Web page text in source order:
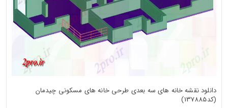
دانلود نقشه خانه های سه بعدی طرحی خانه های مسکونی چیدمان
(کد137885)